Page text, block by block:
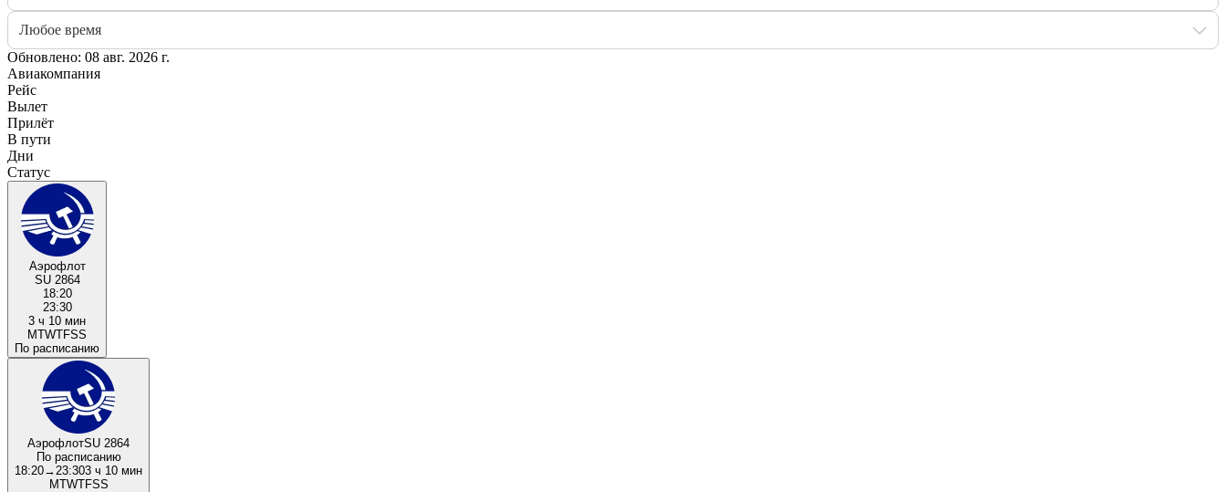
Любое время
Обновлено: 08 авг. 2026 г.
Авиакомпания
Рейс
Вылет
Прилёт
В пути
Дни
Статус
Аэрофлот
SU 2864
18:20
23:30
3 ч 10 мин
MTWTFSS
По расписанию
АэрофлотSU 2864
По расписанию
18:20→ 23:303 ч 10 мин
MTWTFSS